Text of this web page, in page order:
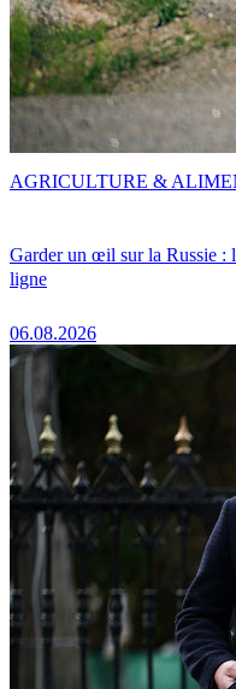
Garder un œil sur la Russie :
ligne
06.08.2026
AGRICULTURE &